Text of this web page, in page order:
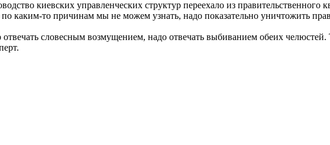
киевских управленческих структур переехало из
каким-то причинам мы не можем узнать, надо показательно уничтожить
словесным возмущением, надо отвечать выбиванием обеих